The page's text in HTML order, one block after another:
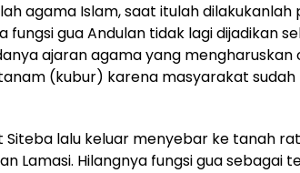
agama Islam, saat itulah dilakukanlah
fungsi gua Andulan tidak lagi dijadikan
ajaran agama yang mengharuskan
(kubur) karena masyarakat
Siteba lalu keluar menyebar ke tanah
Lamasi. Hilangnya fungsi gua sebagai